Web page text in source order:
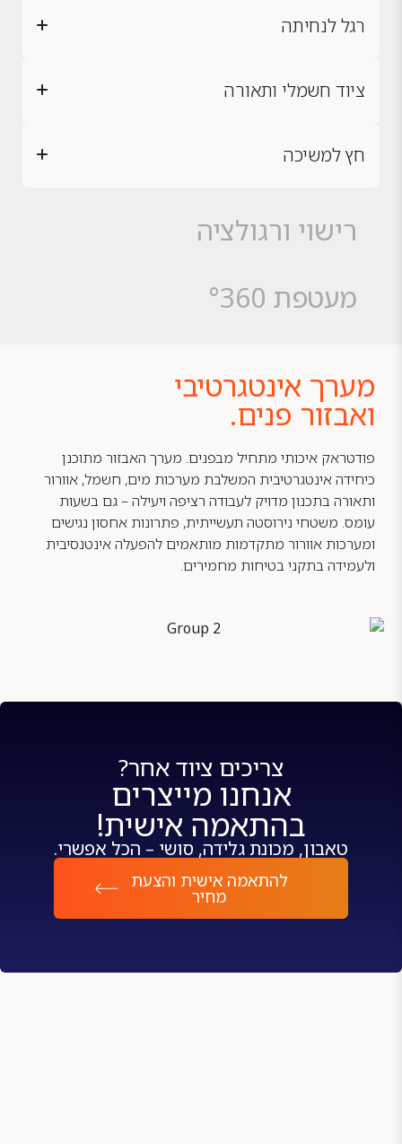
רישוי ורגולציה
מעטפת °360
רגל לנחיתה
ציוד חשמלי ותאורה
חץ למשיכה
מערך אינטגרטיבי
ואבזור פנים.
פודטראק איכותי מתחיל מבפנים. מערך האבזור מתוכנן
כיחידה אינטגרטיבית המשלבת מערכות מים, חשמל, אוורור
ותאורה בתכנון מדויק לעבודה רציפה ויעילה – גם בשעות
עומס. משטחי נירוסטה תעשייתית, פתרונות אחסון נגישים
ומערכות אוורור מתקדמות מותאמים להפעלה אינטנסיבית
ולעמידה בתקני בטיחות מחמירים.
צריכים ציוד אחר?
אנחנו מייצרים
בהתאמה אישית!
טאבון, מכונת גלידה, סושי – הכל אפשרי.
להתאמה אישית והצעת
מחיר